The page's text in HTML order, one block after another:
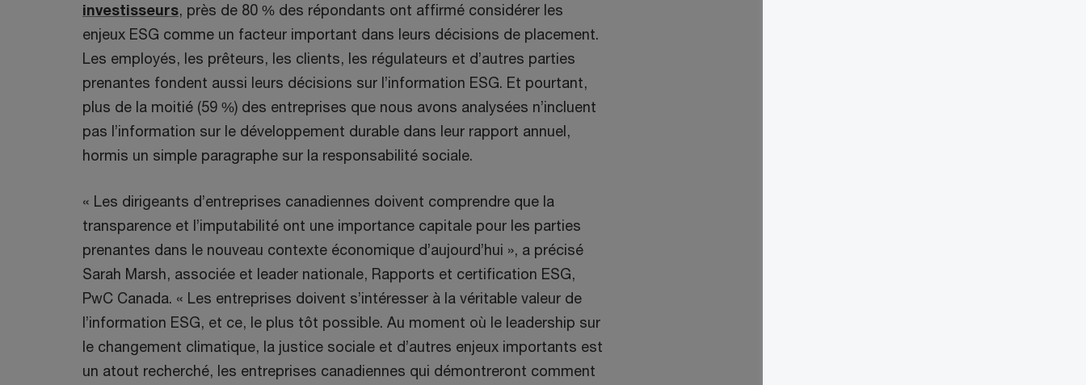
investisseurs, près de 80 % des répondants ont affirmé considérer les
enjeux ESG comme un facteur important dans leurs décisions de placement.
Les employés, les prêteurs, les clients, les régulateurs et d’autres parties
prenantes fondent aussi leurs décisions sur l’information ESG. Et pourtant,
plus de la moitié (59 %) des entreprises que nous avons analysées n’incluent
pas l’information sur le développement durable dans leur rapport annuel,
hormis un simple paragraphe sur la responsabilité sociale.
« Les dirigeants d’entreprises canadiennes doivent comprendre que la
transparence et l’imputabilité ont une importance capitale pour les parties
prenantes dans le nouveau contexte économique d’aujourd’hui », a précisé
Sarah Marsh, associée et leader nationale, Rapports et certification ESG,
PwC Canada. « Les entreprises doivent s’intéresser à la véritable valeur de
l’information ESG, et ce, le plus tôt possible. Au moment où le leadership sur
le changement climatique, la justice sociale et d’autres enjeux importants est
un atout recherché, les entreprises canadiennes qui démontreront comment